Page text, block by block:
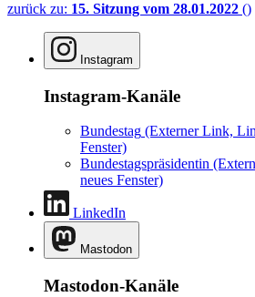
zurück zu: 15. Sitzung vom 28.01.2022 ()
Instagram
Instagram-Kanäle
Bundestag (Externer Link,
Fenster)
Bundestagspräsidentin
neues Fenster)
LinkedIn
Mastodon
Mastodon-Kanäle